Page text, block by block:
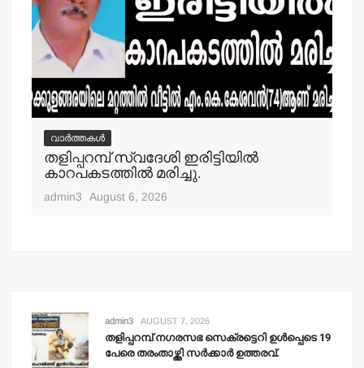
വാർത്തകൾ
തളിപ്പറമ്പ് സ്വദേശി ഇരിട്ടിയില്‍
കാറപകടത്തില്‍ മരിച്ചു.
admin3 August 6, 2026
admin3 AUGUST 7, 2026
തളിപ്പറമ്പ് നഗരസഭ സെക്രട്ടെറി ഉള്‍പ്പെടെ 19
പേരെ തരംതാഴ്ത്തി സര്‍ക്കാര്‍ ഉത്തരവ്.